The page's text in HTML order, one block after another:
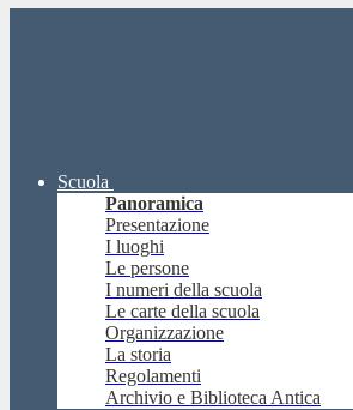
Scuola
Panoramica
Presentazione
I luoghi
Le persone
I numeri della scuola
Le carte della scuola
Organizzazione
La storia
Regolamenti
Archivio e Biblioteca Antica